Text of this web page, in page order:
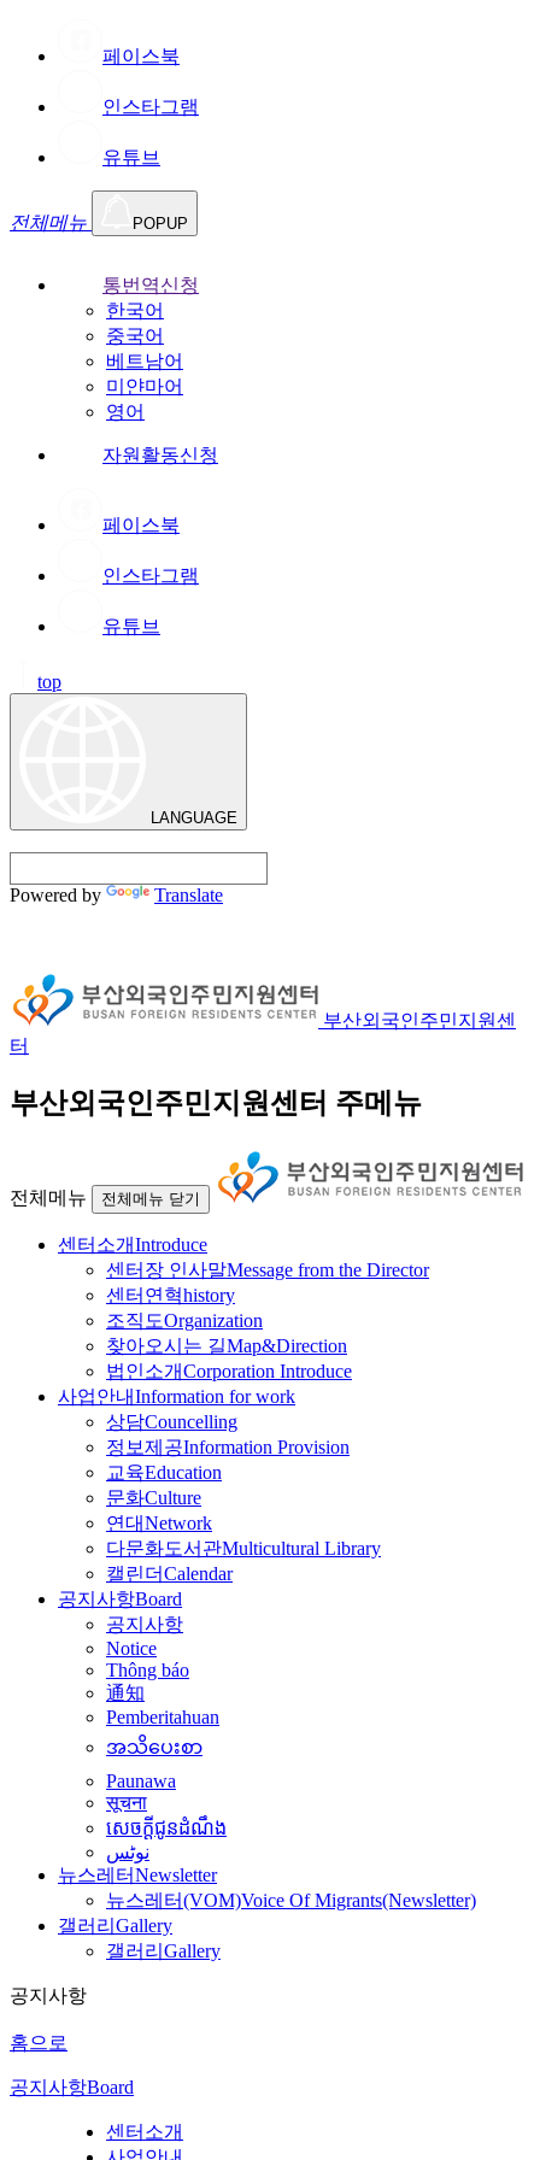
페이스북
인스타그램
유튜브
전체메뉴 POPUP
통번역신청
한국어
중국어
베트남어
미얀마어
영어
자원활동신청
페이스북
인스타그램
유튜브
top
LANGUAGE
Powered by Translate
부산외국인주민지원센
터
부산외국인주민지원센터 주메뉴
전체메뉴 전체메뉴 닫기
센터소개Introduce
센터장 인사말Message from the Director
센터연혁history
조직도Organization
찾아오시는 길Map&Direction
법인소개Corporation Introduce
사업안내Information for work
상담Councelling
정보제공Information Provision
교육Education
문화Culture
연대Network
다문화도서관Multicultural Library
캘린더Calendar
공지사항Board
공지사항
Notice
Thông báo
通知
Pemberitahuan
အသိပေးစာ
Paunawa
सूचना
សេចក្តីជូនដំណឹង
نوٹس
뉴스레터Newsletter
뉴스레터(VOM)Voice Of Migrants(Newsletter)
갤러리 Gallery
갤러리 Gallery
공지사항
홈으로
공지사항Board
센터소개